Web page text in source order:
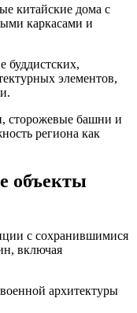
китайские дома с
каркасами и
буддистских,
элементов,
сторожевые башни и
региона как
объекты
с сохранившимися
включая
архитектуры